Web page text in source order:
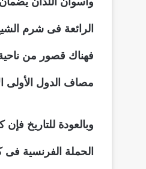
الرائعة فى شرم
فهناك قصور من ناحية
مصاف الدول الأولى
وبالعودة للتاريخ
الحملة الفرنسية